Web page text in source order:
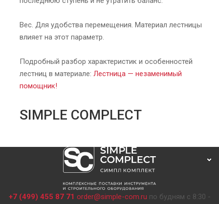
Вес. Для удобства перемещения. Материал лестницы
влияет на этот параметр.
Подробный разбор характеристик и особенностей
лестниц в материале: Лестница — незаменимый
помощник!
SIMPLE COMPLECT
+7 (499) 455 87 71 order@simple-com.ru по будням с 8:30 -